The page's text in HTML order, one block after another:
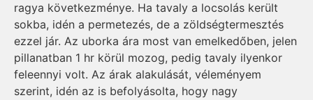
ragya következménye. Ha tavaly a locsolás került
sokba, idén a permetezés, de a zöldségtermesztés
ezzel jár. Az uborka ára most van emelkedőben, jelen
pillanatban 1 hr körül mozog, pedig tavaly ilyenkor
feleennyi volt. Az árak alakulását, véleményem
szerint, idén az is befolyásolta, hogy nagy